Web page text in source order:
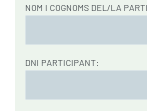
NOM I COGNOMS DEL/LA
DNI PARTICIPANT: